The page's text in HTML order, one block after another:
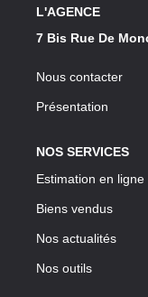
L'AGENCE
7 Bis Rue De
Nous contacter
Présentation
NOS SERVICES
Estimation en ligne
Biens vendus
Nos actualités
Nos outils